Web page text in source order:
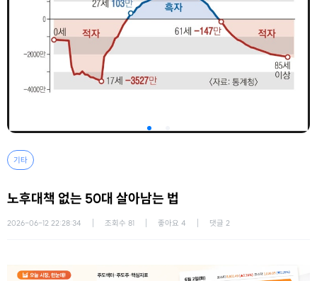
기타
노후대책 없는 50대 살아남는 법
2026-06-12 22:28:34 조회수 81 좋아요 4 댓글 2